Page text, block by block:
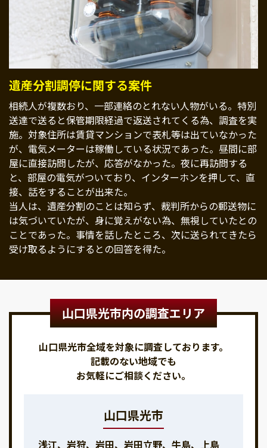
遺産分割調停に関する案件
相続人が複数おり、一部連絡のとれない人物がいる。特別
送達で送ると保管期限経過で返送されてくる為、調査を実
施。対象住所は賃貸マンションで表札等は出ていなかった
が、電気メーターは稼働している状況であった。昼間に部
屋に直接訪問したが、応答がなかった。夜に再訪問する
と、部屋の電気がついており、インターホンを押して、直
接、話をすることが出来た。
当人は、遺産分割のことは知らず、裁判所からの郵送物に
は気づいていたが、身に覚えがない為、無視していたとの
ことであった。事情を話したところ、次に送られてきたら
受け取るようにするとの回答を得た。
山口県光市内の調査エリア
山口県光市全域を対象に調査しております。
記載のない地域でも
お気軽にご相談ください。
山口県光市
浅江、岩狩、岩田、岩田立野、牛島、上島